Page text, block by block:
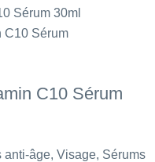
C10 Sérum
anti-âge, Visage, Sérums